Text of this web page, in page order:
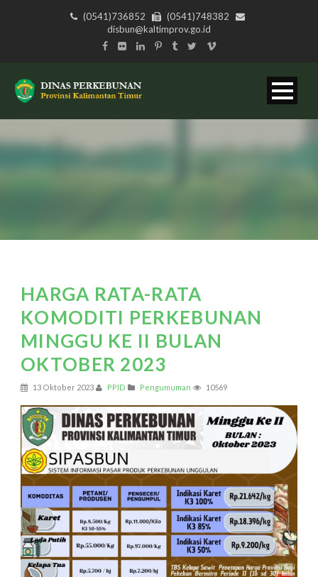
(0541)736852
(0541)748382
disbun@kaltimprov.go.id
HARGA RATA-RATA
KOMODITI PERKEBUNAN
MINGGU KE II BULAN
OKTOBER 2023
13 Oktober 2023 PPID Pengumuman 10569